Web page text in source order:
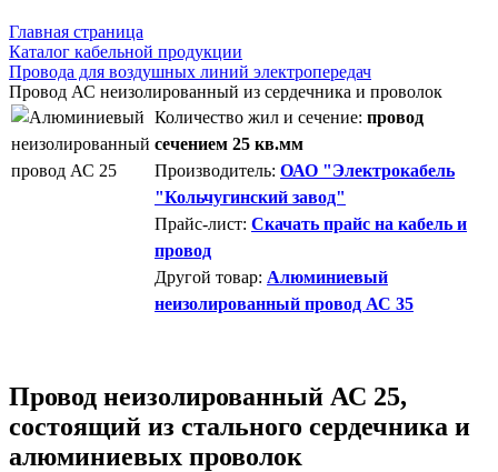
Главная страница
Каталог кабельной продукции
Провода для воздушных линий электропередач
Провод АС неизолированный из сердечника и проволок
Количество жил и сечение: провод
сечением 25 кв.мм
Производитель: ОАО "Электрокабель
"Кольчугинский завод"
Прайс-лист: Скачать прайс на кабель и
провод
Другой товар: Алюминиевый
неизолированный провод АС 35
Провод неизолированный АС 25,
состоящий из стального сердечника и
алюминиевых проволок